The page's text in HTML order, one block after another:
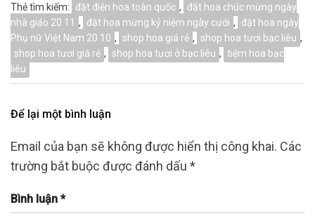
Thẻ tìm kiếm: đặt điện hoa toàn quốc ,
đặt hoa chúc mừng ngày
nhà giáo 20 11 , đặt hoa mừng kỷ niệm ngày cưới ,
đặt hoa ngày
Phụ nữ Việt Nam 20 10 , shop hoa giá rẻ , shop hoa tươi bạc liêu ,
shop hoa tươi giá rẻ , shop hoa tươi ở bạc liêu , tiệm hoa bạc
liêu
Để lại một bình luận
Email của bạn sẽ không được hiển thị công khai. Các
trường bắt buộc được đánh dấu *
Bình luận *